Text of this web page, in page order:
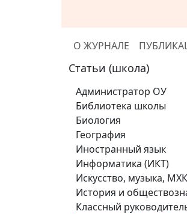
О ЖУРНАЛЕ
Статьи (школа)
Администратор ОУ
Библиотека школы
Биология
География
Иностранный язык
Информатика (ИКТ)
Искусство, музыка, МХК
История и
Классный